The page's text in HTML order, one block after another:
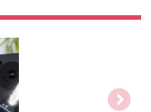
STAGE